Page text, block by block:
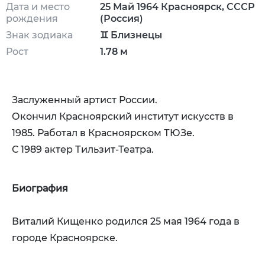
Дата и место
рождения
Знак зодиака
Рост
25 Май 1964 Красноярск, СССР
(Россия)
♊ Близнецы
1.78 м
Заслуженный артист России.
Окончил Красноярский институт искусств в
1985. Работал в Красноярском ТЮЗе.
С 1989 актер Тильзит-Театра.
Биография
Виталий Кищенко родился 25 мая 1964 года в
городе Красноярске.